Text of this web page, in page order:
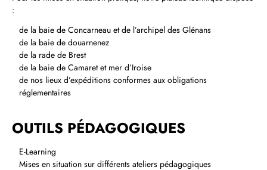
:
de la baie de Concarneau et de l’archipel des Glénans
de la baie de douarnenez
de la rade de Brest
de la baie de Camaret et mer d’Iroise
de nos lieux d’expéditions conformes aux obligations
réglementaires
OUTILS PÉDAGOGIQUES
E‑Learning
Mises en situation sur différents ateliers pédagogiques